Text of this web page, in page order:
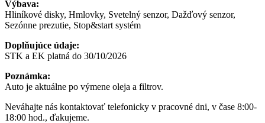
Výbava:
Hliníkové disky, Hmlovky, Svetelný senzor, Dažďový senzor,
Sezónne prezutie, Stop&start systém
Doplňujúce údaje:
STK a EK platná do 30/10/2026
Poznámka:
Auto je aktuálne po výmene oleja a filtrov.
Neváhajte nás kontaktovať telefonicky v pracovné dni, v čase 8:00-
18:00 hod., ďakujeme.